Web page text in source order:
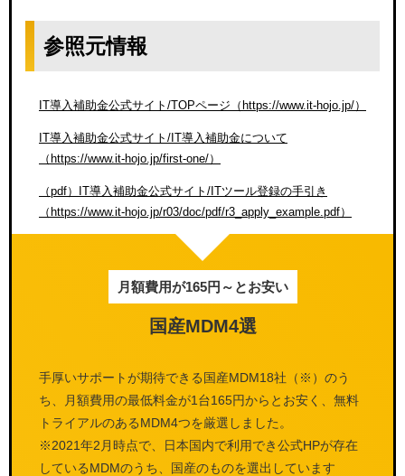
参照元情報
IT導入補助金公式サイト/TOPページ（https://www.it-hojo.jp/）
IT導入補助金公式サイト/IT導入補助金について
（https://www.it-hojo.jp/first-one/）
（pdf）IT導入補助金公式サイト/ITツール登録の手引き
（https://www.it-hojo.jp/r03/doc/pdf/r3_apply_example.pdf）
月額費用が165円～とお安い
国産MDM4選
手厚いサポートが期待できる国産MDM18社（※）のう
ち、月額費用の最低料金が1台165円からとお安く、無料
トライアルのあるMDM4つを厳選しました。
※2021年2月時点で、日本国内で利用でき公式HPが存在
しているMDMのうち、国産のものを選出しています